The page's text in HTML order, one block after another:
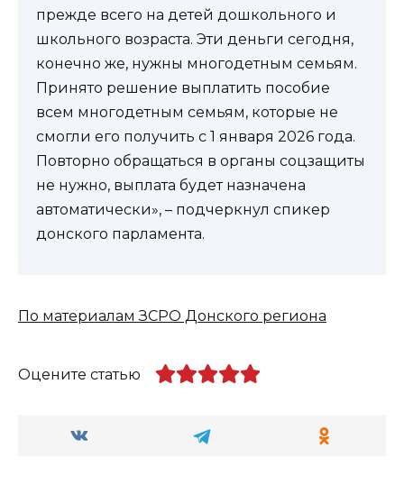
прежде всего на детей дошкольного и
школьного возраста. Эти деньги сегодня,
конечно же, нужны многодетным семьям.
Принято решение выплатить пособие
всем многодетным семьям, которые не
смогли его получить с 1 января 2026 года.
Повторно обращаться в органы соцзащиты
не нужно, выплата будет назначена
автоматически», – подчеркнул спикер
донского парламента.
По материалам ЗСРО Донского региона
Оцените статью